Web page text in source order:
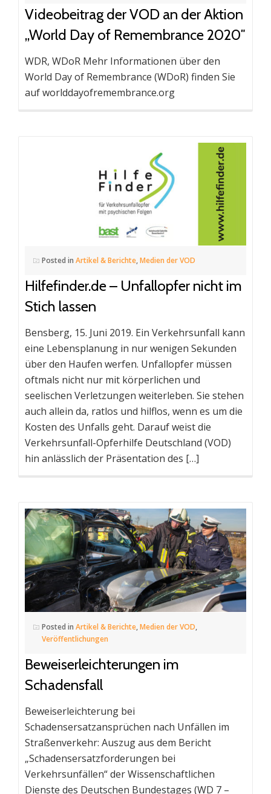
Videobeitrag der VOD an der Aktion
„World Day of Remembrance 2020″
WDR, WDoR Mehr Informationen über den
World Day of Remembrance (WDoR) finden Sie
auf worlddayofremembrance.org
Posted in Artikel & Berichte,Medien der VOD
Hilfefinder.de – Unfallopfer nicht im
Stich lassen
Bensberg, 15. Juni 2019. Ein Verkehrsunfall kann
eine Lebensplanung in nur wenigen Sekunden
über den Haufen werfen. Unfallopfer müssen
oftmals nicht nur mit körperlichen und
seelischen Verletzungen weiterleben. Sie stehen
auch allein da, ratlos und hilflos, wenn es um die
Kosten des Unfalls geht. Darauf weist die
Verkehrsunfall-Opferhilfe Deutschland (VOD)
hin anlässlich der Präsentation des […]
Posted in Artikel & Berichte,Medien der VOD,
Veröffentlichungen
Beweiserleichterungen im
Schadensfall
Beweiserleichterung bei
Schadensersatzansprüchen nach Unfällen im
Straßenverkehr: Auszug aus dem Bericht
„Schadensersatzforderungen bei
Verkehrsunfällen“ der Wissenschaftlichen
Dienste des Deutschen Bundestages (WD 7 –